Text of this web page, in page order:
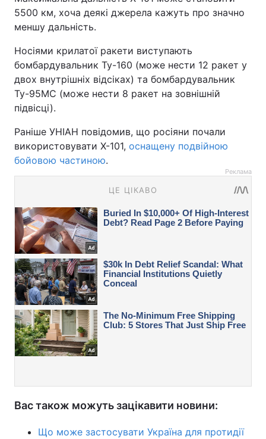
5500 км, хоча деякі джерела кажуть про значно
меншу дальність.
Носіями крилатої ракети виступають
бомбардувальник Ту-160 (може нести 12 ракет у
двох внутрішніх відсіках) та бомбардувальник
Ту-95МС (може нести 8 ракет на зовнішній
підвісці).
Раніше УНІАН повідомив, що росіяни почали
використовувати Х-101, оснащену подвійною
бойовою частиною.
Реклама
Вас також можуть зацікавити новини:
Що може застосувати Україна для протидії